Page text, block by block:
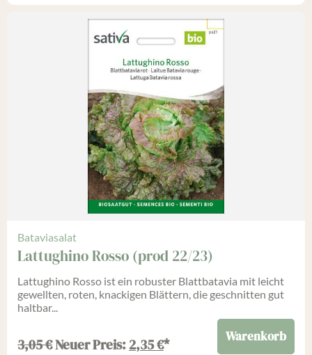
Bataviasalat
Lattughino Rosso (prod 22/23)
Lattughino Rosso ist ein robuster Blattbatavia mit leicht
gewellten, roten, knackigen Blättern, die geschnitten gut
haltbar...
3,05€Neuer Preis:2,35€* Warenkorb